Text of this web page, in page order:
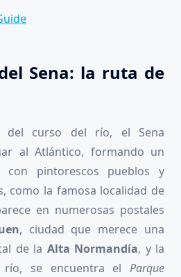
Sena: la ruta de
del curso del río, el Sena
al Atlántico, formando un
con pintorescos pueblos y
como la famosa localidad de
en numerosas postales
, ciudad que merece una
de la Alta Normandía, y la
río, se encuentra el Parque